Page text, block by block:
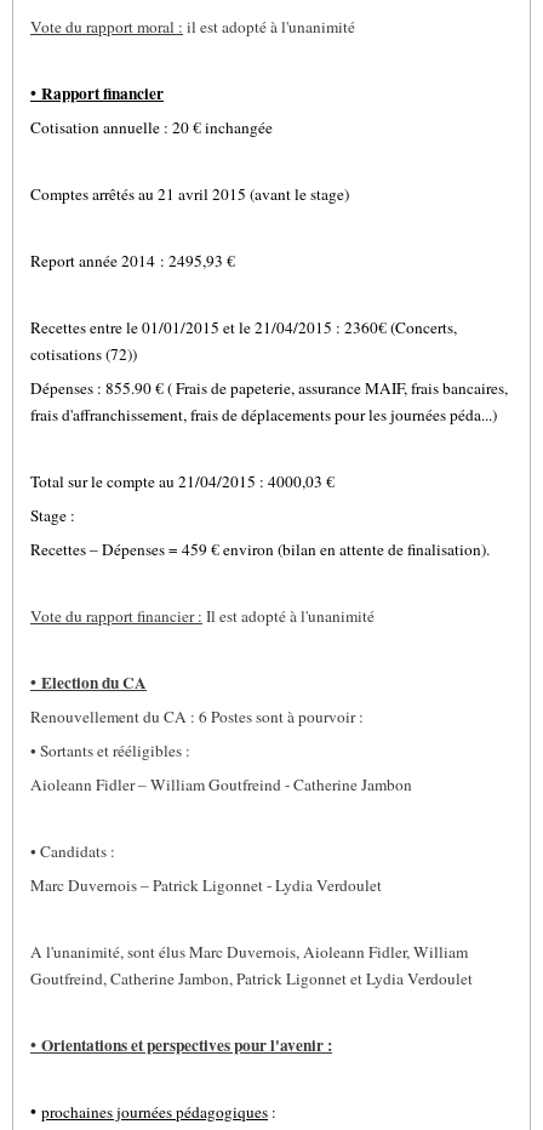
Vote du rapport moral : il est adopté à l'unanimité
• Rapport financier
Cotisation annuelle : 20 € inchangée
Comptes arrêtés au 21 avril 2015 (avant le stage)
Report année 2014 : 2495,93 €
Recettes entre le 01/01/2015 et le 21/04/2015 : 2360€ (Concerts,
cotisations (72))
Dépenses : 855.90 € ( Frais de papeterie, assurance MAIF, frais bancaires,
frais d'affranchissement, frais de déplacements pour les journées péda...)
Total sur le compte au 21/04/2015 : 4000,03 €
Stage :
Recettes – Dépenses = 459 € environ (bilan en attente de finalisation).
Vote du rapport financier : Il est adopté à l'unanimité
• Election du CA
Renouvellement du CA : 6 Postes sont à pourvoir :
• Sortants et rééligibles :
Aioleann Fidler – William Goutfreind - Catherine Jambon
• Candidats :
Marc Duvernois – Patrick Ligonnet - Lydia Verdoulet
A l'unanimité, sont élus Marc Duvernois, Aioleann Fidler, William
Goutfreind, Catherine Jambon, Patrick Ligonnet et Lydia Verdoulet
• Orientations et perspectives pour l'avenir :
• prochaines journées pédagogiques :